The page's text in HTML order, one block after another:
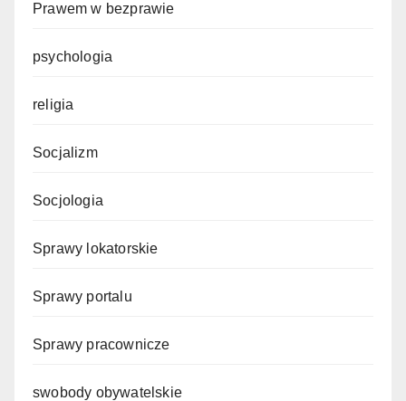
Prawem w bezprawie
psychologia
religia
Socjalizm
Socjologia
Sprawy lokatorskie
Sprawy portalu
Sprawy pracownicze
swobody obywatelskie